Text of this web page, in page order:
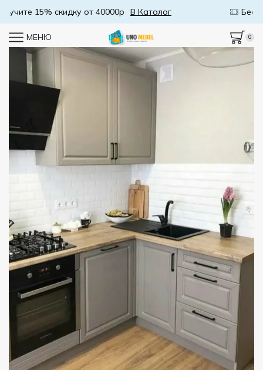
Бесплатная доставка от 50000р
МЕНЮ 0